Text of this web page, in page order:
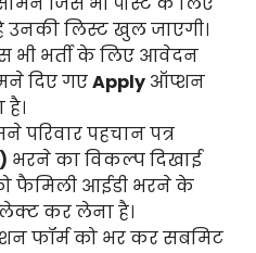
उनकी लिस्ट खुल जाएगी।
भी भर्ती के लिए आवेदन
दिए गएApply ऑप्शन
परिवार पहचान पत्र
भरने का विकल्प दिखाई
फैमिली आईडी भरने के
कर लेना है।
फॉर्म को भर कर सबमिट